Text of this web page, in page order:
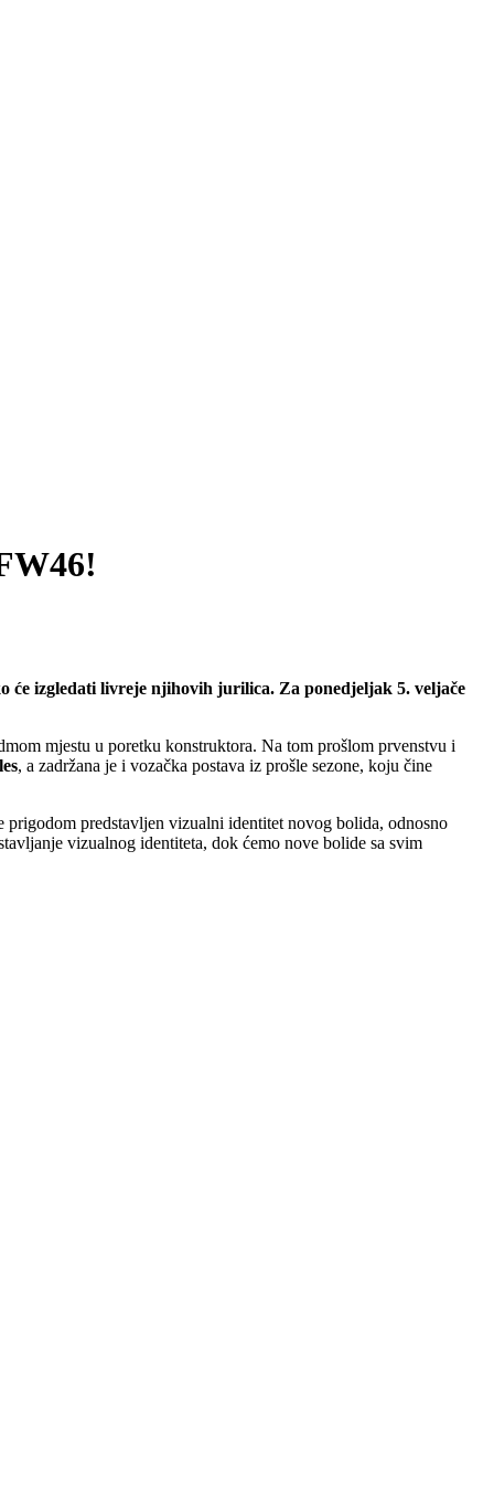
će izgledati livreje njihovih jurilica. Za ponedjeljak 5. veljače
mjestu u poretku konstruktora. Na tom prošlom prvenstvu i
, a zadržana je i vozačka postava iz prošle sezone, koju čine
prigodom predstavljen vizualni identitet novog bolida, odnosno
vizualnog identiteta, dok ćemo nove bolide sa svim